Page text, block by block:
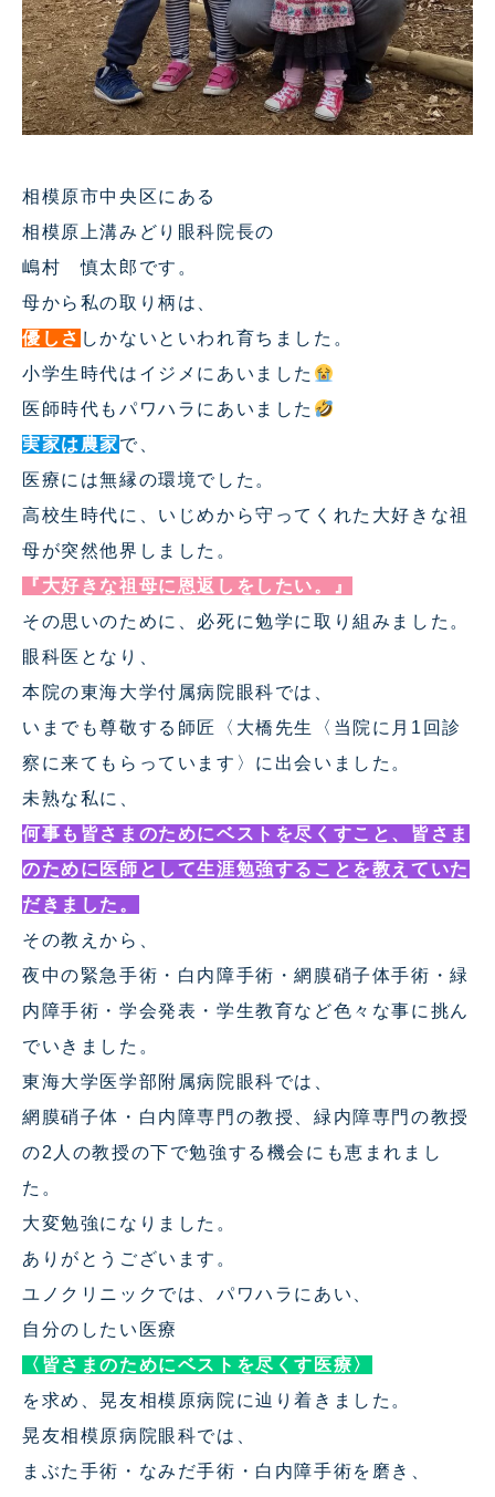
相模原市中央区にある
相模原上溝みどり眼科院長の
嶋村 慎太郎です。
母から私の取り柄は、
優しさ しかないといわれ育ちました。
小学生時代はイジメにあいました
医師時代もパワハラにあいました
実家は農家で、
医療には無縁の環境でした。
高校生時代に、いじめから守ってくれた大好きな祖
母が突然他界しました。
『大好きな祖母に恩返しをしたい。』
その思いのために、必死に勉学に取り組みました。
眼科医となり、
本院の東海大学付属病院眼科では、
いまでも尊敬する師匠〈大橋先生〈当院に月1回診
察に来てもらっています〉に出会いました。
未熟な私に、
何事も皆さまのためにベストを尽くすこと、皆さま
のために医師として生涯勉強することを教えていた
だきました。
その教えから、
夜中の緊急手術・白内障手術・網膜硝子体手術・緑
内障手術・学会発表・学生教育など色々な事に挑ん
でいきました。
東海大学医学部附属病院眼科では、
網膜硝子体・白内障専門の教授、緑内障専門の教授
の2人の教授の下で勉強する機会にも恵まれまし
た。
大変勉強になりました。
ありがとうございます。
ユノクリニックでは、パワハラにあい、
自分のしたい医療
〈皆さまのためにベストを尽くす医療〉
を求め、晃友相模原病院に辿り着きました。
晃友相模原病院眼科では、
まぶた手術・なみだ手術・白内障手術を磨き、